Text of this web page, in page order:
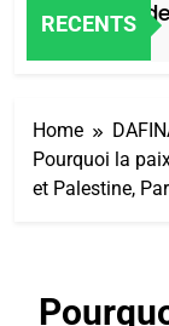
RECENTS
Histoire des
Home
Pourquoi la
et Palestine,